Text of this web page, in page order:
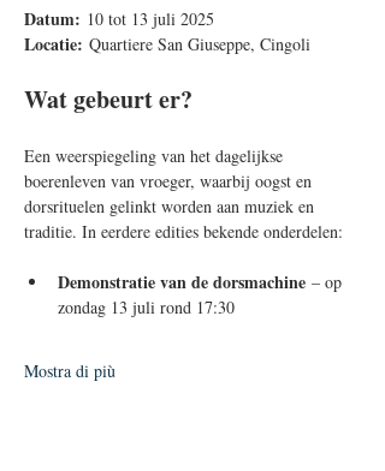
Datum: 10 tot 13 juli 2025
Locatie: Quartiere San Giuseppe, Cingoli
Wat gebeurt er?
Een weerspiegeling van het dagelijkse
boerenleven van vroeger, waarbij oogst en
dorsrituelen gelinkt worden aan muziek en
traditie. In eerdere edities bekende onderdelen:
Demonstratie van de dorsmachine – op
zondag 13 juli rond 17:30
Mostra di più